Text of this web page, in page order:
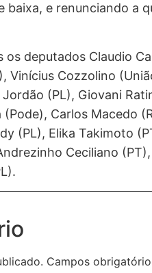
baixa, e renunciando a
deputados Claudio
Vinícius Cozzolino
(PL), Giovani
Carlos Macedo
(PL), Elika Takimoto
Ceciliano
Campos